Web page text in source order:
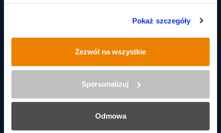
Pokaż szczegóły
Zezwól na wszystkie
Spersonalizuj
Odmowa
RACHUNEK BANKOWY:
65 1050 1331 1000 0022 7889 9790